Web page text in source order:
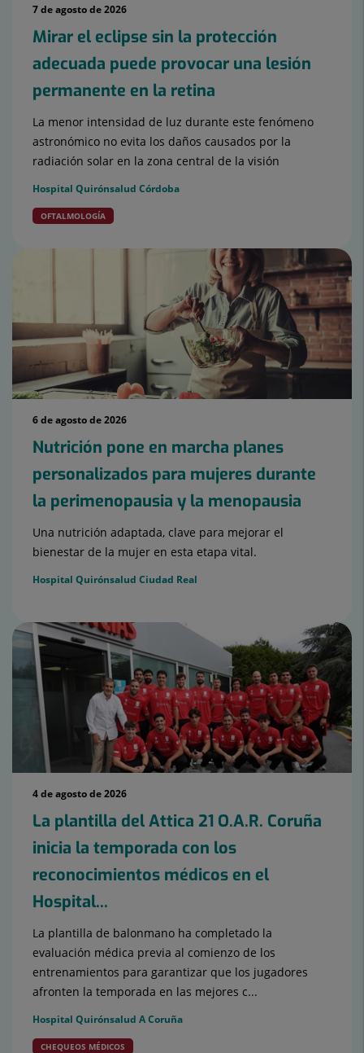
7 de agosto de 2026
Mirar el eclipse sin la protección
adecuada puede provocar una lesión
permanente en la retina
La menor intensidad de luz durante este fenómeno
astronómico no evita los daños causados por la
radiación solar en la zona central de la visión
Hospital Quirónsalud Córdoba
OFTALMOLOGÍA
6 de agosto de 2026
Nutrición pone en marcha planes
personalizados para mujeres durante
la perimenopausia y la menopausia
Una nutrición adaptada, clave para mejorar el
bienestar de la mujer en esta etapa vital.
Hospital Quirónsalud Ciudad Real
4 de agosto de 2026
La plantilla del Attica 21 O.A.R. Coruña
inicia la temporada con los
reconocimientos médicos en el
Hospital...
La plantilla de balonmano ha completado la
evaluación médica previa al comienzo de los
entrenamientos para garantizar que los jugadores
afronten la temporada en las mejores c...
Hospital Quirónsalud A Coruña
CHEQUEOS MÉDICOS